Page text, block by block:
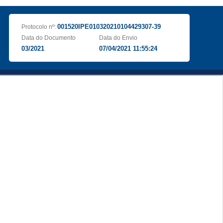
Protocolo nº: 001520IPE010320210104429307-39
Data do Documento
03/2021
Data do Envio
07/04/2021 11:55:24